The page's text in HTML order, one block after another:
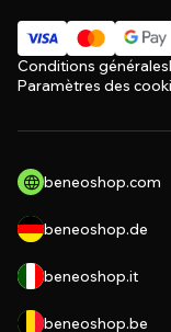
Conditions générales
Paramètres des
beneoshop.com
beneoshop.de
beneoshop.it
beneoshop.be